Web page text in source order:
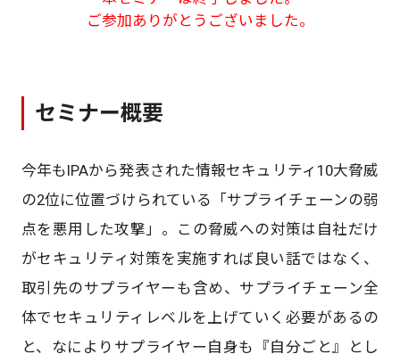
ご参加ありがとうございました。
セミナー概要
今年もIPAから発表された情報セキュリティ10大脅威
の2位に位置づけられている「サプライチェーンの弱
点を悪用した攻撃」。この脅威への対策は自社だけ
がセキュリティ対策を実施すれば良い話ではなく、
取引先のサプライヤーも含め、サプライチェーン全
体でセキュリティレベルを上げていく必要があるの
と、なによりサプライヤー自身も『自分ごと』とし